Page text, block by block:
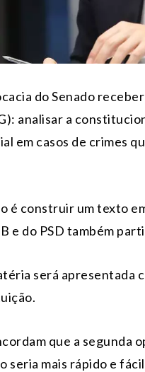
do Senado
analisar a
em casos de crimes
é construir um texto
e do PSD também
será
que a segunda
seria mais rápido e